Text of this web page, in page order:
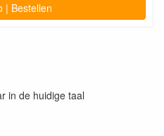
| Bestellen
in de huidige taal